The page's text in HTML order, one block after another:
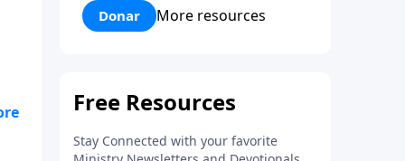
Donar More resources